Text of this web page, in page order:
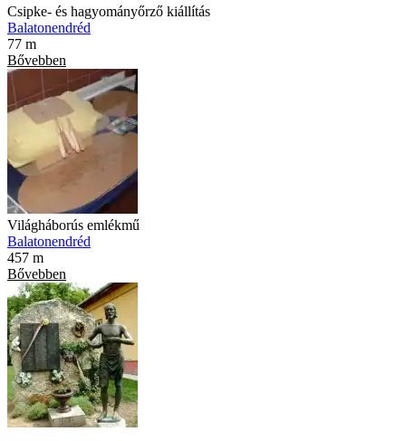
Csipke- és hagyományőrző kiállítás
Balatonendréd
77 m
Bővebben
Világháborús emlékmű
Balatonendréd
457 m
Bővebben